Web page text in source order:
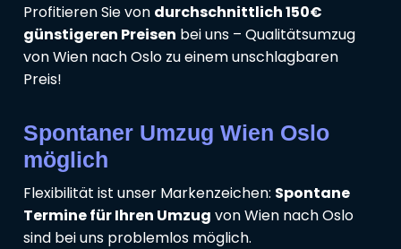
Profitieren Sie von durchschnittlich 150€
günstigeren Preisen bei uns – Qualitätsumzug
von Wien nach Oslo zu einem unschlagbaren
Preis!
Spontaner Umzug Wien Oslo
möglich
Flexibilität ist unser Markenzeichen: Spontane
Termine für Ihren Umzug von Wien nach Oslo
sind bei uns problemlos möglich.